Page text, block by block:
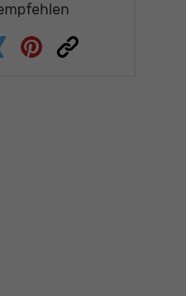
Pinterest
Link